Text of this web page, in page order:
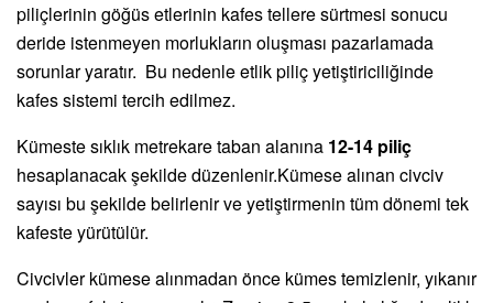
piliçlerinin göğüs etlerinin kafes tellere sürtmesi sonucu
deride istenmeyen morlukların oluşması pazarlamada
sorunlar yaratır. Bu nedenle etlik piliç yetiştiriciliğinde
kafes sistemi tercih edilmez.
Kümeste sıklık metrekare taban alanına 12-14 piliç
hesaplanacak şekilde düzenlenir.Kümese alınan civciv
sayısı bu şekilde belirlenir ve yetiştirmenin tüm dönemi tek
kafeste yürütülür.
Civcivler kümese alınmadan önce kümes temizlenir, yıkanır